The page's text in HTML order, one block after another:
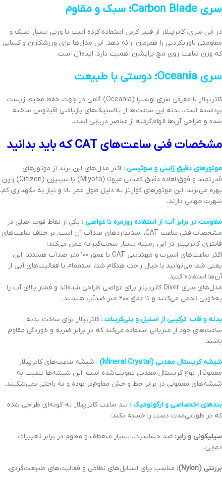
سری Carbon Blade؛ سبک و مقاوم
در این سری، کاترپیلار از فیبر کربن استفاده کرده است تا وزنی بسیار سبک و
مقاومتی باورنکردنی را همزمان ارائه دهد. این مدل‌ها برای ورزشکاران و کسانی
که وزن ساعت روی مچ برایشان اهمیت دارد، ایده‌آل است.
سری Oceania؛ دوستی با طبیعت
کاترپیلار با معرفی سری اوشنیا (Oceania) گامی در جهت حفظ محیط زیست
برداشته است. بدنه این ساعت‌ها از پلاستیک‌های بازیافتی اقیانوس ساخته
شده و طراحی آن‌ها الهام‌گرفته از عناصر دریایی است.
مشخصات فنی ساعت‌های CAT که باید بدانید
موتورهای دقیق ژاپنی و سوئیسی : اکثر مدل‌های این برند از موتورهای
قدرتمند و فوق‌العاده دقیق کمپانی میوتا (Miyota) یا سیتیزن (Citizen) ژاپن
بهره می‌برند. این موتورهای کوارتز به دلیل طول عمر بالا و نیاز به نگهداری کم،
شهرت جهانی دارند.
مقاومت در برابر آب؛ از استفاده روزمره تا غواصی : یکی از نقاط قوت اصلی در
مشخصات فنی ساعت CAT، استانداردهای ضدآب آن است. بر خلاف ساعت‌های
فانتزی، کاترپیلار در این زمینه بسیار سخت‌گیرانه عمل می‌کند:
اکثر ساعت‌های اسپرت و مهندسی CAT تا عمق ۱۰۰ متر ضدآب هستند. این
یعنی شما می‌توانید با خیال راحت هنگام شنا، استحمام یا فعالیت‌های آبی از
آن‌ها استفاده کنید.
مدل‌های سری Diver کاترپیلار برای غواصی طراحی شده‌اند و فشار بالای آب را
به‌خوبی تحمل می‌کنند و تا عمق 2۰۰ متر ضدآب هستند.
بدنه و قاب؛ ترکیبی از استیل و پلی‌کربنات :کاترپیلار برای ساخت بدنه
ساعت‌های خود از متریالی استفاده می‌کند که در برابر ضربه و خوردگی مقاوم
باشند.
شیشه کریستال معدنی (Mineral Crystal) :
شیشه ساعت‌های کاترپیلار
معمولاً از نوع کریستال معدنی تقویت‌شده است. این شیشه‌ها نسبت به
شیشه‌های معمولی در برابر خط و خش مقاوم‌تر بوده و به راحتی نمی‌شکنند.
بندهای اختصاصی و ارگونومیک : بند ساعت کاترپیلار به گونه‌ای طراحی شده
که در طولانی‌مدت دست را خسته نکند:
سیلیکونی و رابر: ضد حساسیت، بسیار منعطف و مقاوم در برابر تغییرات
دمایی.
برزنتی (Nylon): مناسب برای استایل‌های نظامی و فعالیت‌های طبیعت‌گردی.